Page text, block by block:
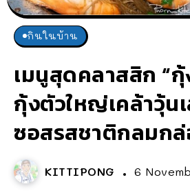
กินในบ้าน
เมนูสุดคลาสสิก “
กุ้งตัวใหญ่เคล้าวุ้น
ซอสรสชาติกลมก
KITTIPONG 6